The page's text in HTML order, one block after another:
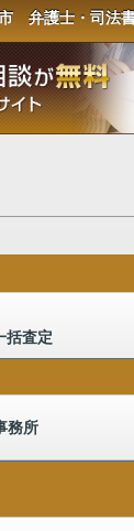
弁護士・司法
括査定
務所